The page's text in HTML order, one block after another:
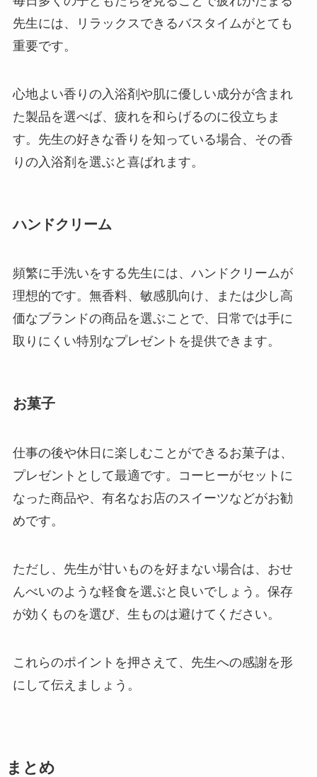
先生には、リラックスできるバスタイムがとても
重要です。
心地よい香りの入浴剤や肌に優しい成分が含まれ
た製品を選べば、疲れを和らげるのに役立ちま
す。先生の好きな香りを知っている場合、その香
りの入浴剤を選ぶと喜ばれます。
ハンドクリーム
頻繁に手洗いをする先生には、ハンドクリームが
理想的です。無香料、敏感肌向け、または少し高
価なブランドの商品を選ぶことで、日常では手に
取りにくい特別なプレゼントを提供できます。
お菓子
仕事の後や休日に楽しむことができるお菓子は、
プレゼントとして最適です。コーヒーがセットに
なった商品や、有名なお店のスイーツなどがお勧
めです。
ただし、先生が甘いものを好まない場合は、おせ
んべいのような軽食を選ぶと良いでしょう。保存
が効くものを選び、生ものは避けてください。
これらのポイントを押さえて、先生への感謝を形
にして伝えましょう。
まとめ